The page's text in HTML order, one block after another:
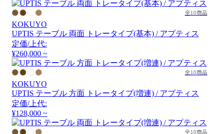
全10商品
KOKUYO
UPTIS テーブル 両面 トレータイプ(基本) / アプティス
定価/上代:
¥260,000 ~
全10商品
KOKUYO
UPTIS テーブル 方面 トレータイプ(増連) / アプティス
定価/上代:
¥128,000 ~
全10商品